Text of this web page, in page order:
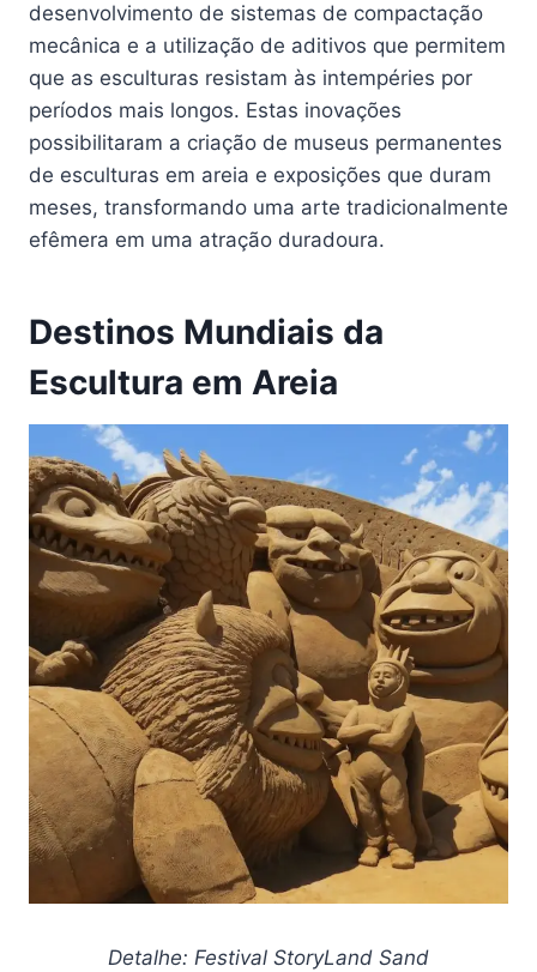
desenvolvimento de sistemas de compactação
mecânica e a utilização de aditivos que permitem
que as esculturas resistam às intempéries por
períodos mais longos. Estas inovações
possibilitaram a criação de museus permanentes
de esculturas em areia e exposições que duram
meses, transformando uma arte tradicionalmente
efêmera em uma atração duradoura.
Destinos Mundiais da
Escultura em Areia
Detalhe: Festival StoryLand Sand